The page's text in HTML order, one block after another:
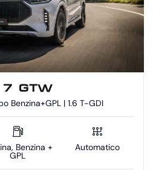
7 GTW
Benzina+GPL | 1.6 T-GDI
Benzina +
GPL
Automatico